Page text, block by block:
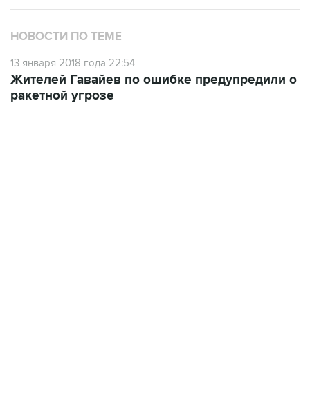
НОВОСТИ ПО ТЕМЕ
13 января 2018 года 22:54
ракетной угрозе